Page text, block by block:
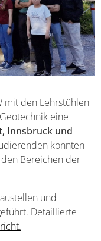
mit den Lehrstühlen
eine
Innsbruck und
konnten
Bereichen der
und
Detaillierte